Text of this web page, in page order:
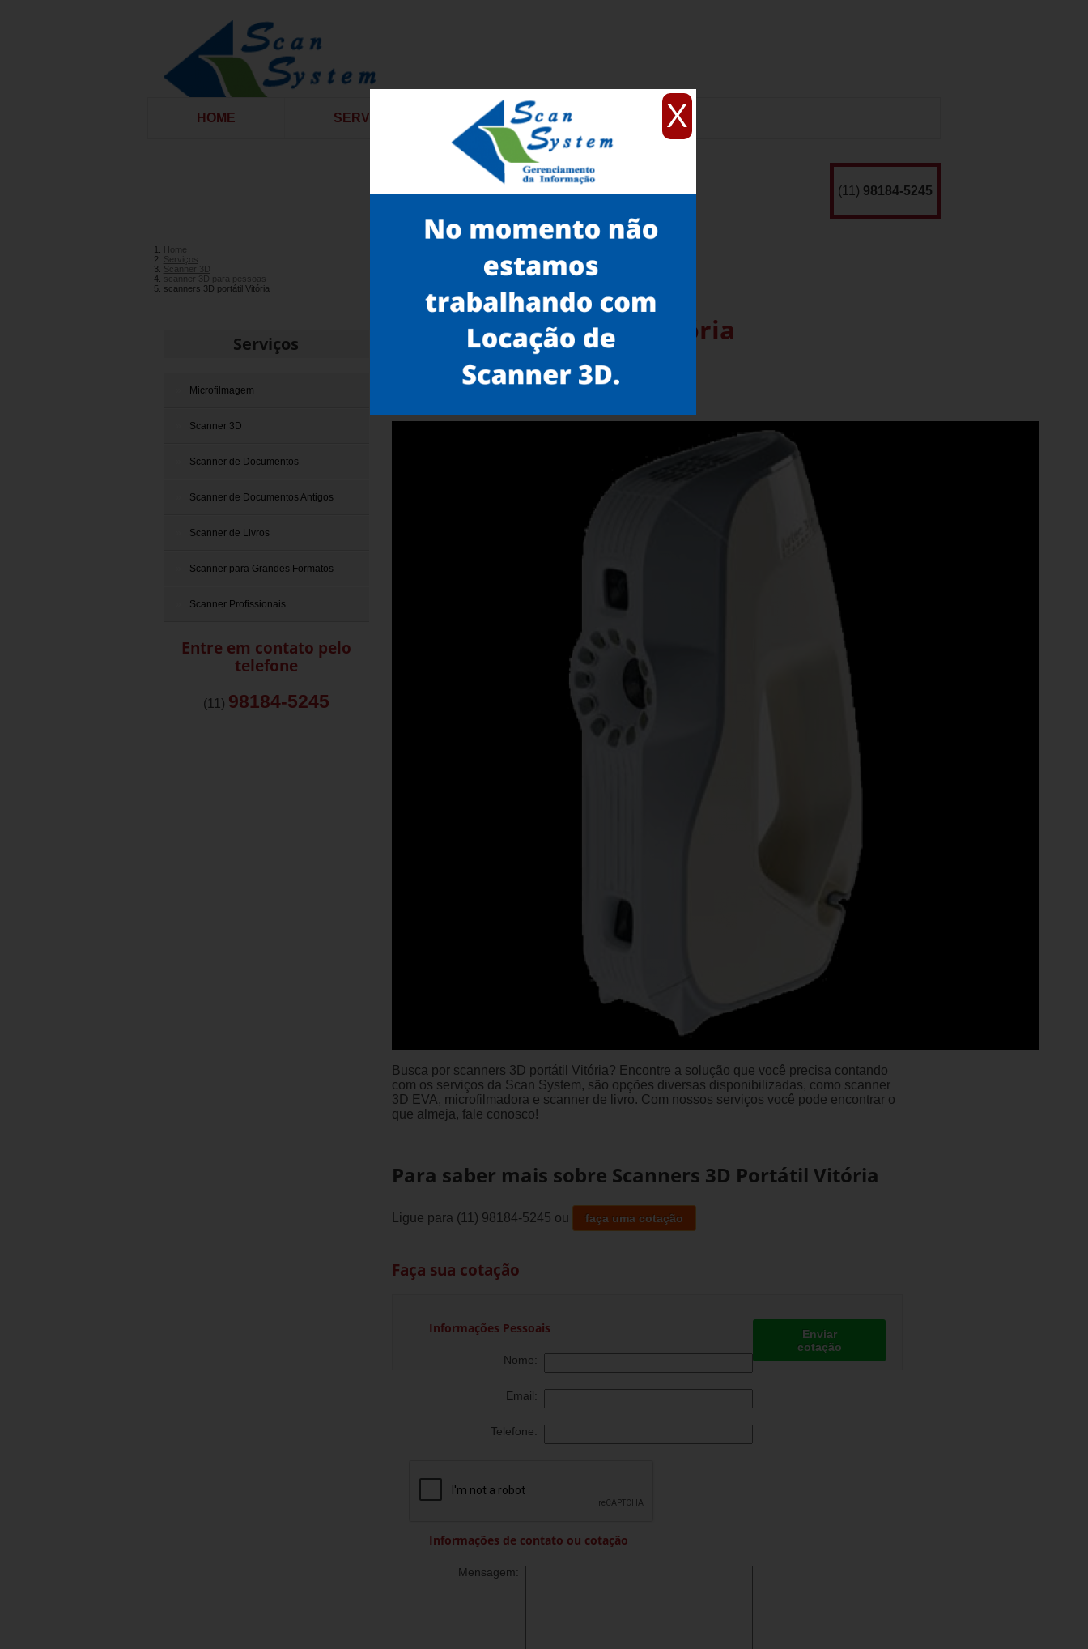
X
HOME SERVIÇOS CONTATO
(11) 98184-5245
Home
Serviços
Scanner 3D
scanner 3D para pessoas
scanners 3D portátil Vitória
Serviços
Microfilmagem
Scanner 3D
Scanner de Documentos
Scanner de Documentos Antigos
Scanner de Livros
Scanner para Grandes Formatos
Scanner Profissionais
Entre em contato pelo
telefone
(11) 98184-5245
Scanners 3D Portátil Vitória
Gostou? compartilhe!
Busca por scanners 3D portátil Vitória? Encontre a solução que você precisa contando
com os serviços da Scan System, são opções diversas disponibilizadas, como scanner
3D EVA, microfilmadora e scanner de livro. Com nossos serviços você pode encontrar o
que almeja, fale conosco!
Para saber mais sobre Scanners 3D Portátil Vitória
Ligue para (11) 98184-5245 ou faça uma cotação
Faça sua cotação
Informações Pessoais
Nome:
Email:
Telefone:
Informações de contato ou cotação
Mensagem:
Enviar
cotação